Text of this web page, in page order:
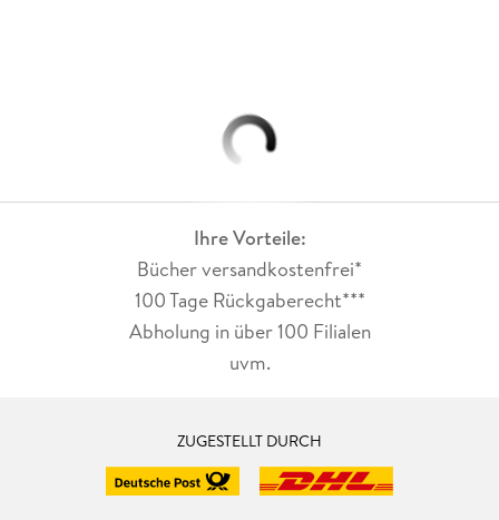
Ihre Vorteile:
Bücher versandkostenfrei*
100 Tage Rückgaberecht***
Abholung in über 100 Filialen
uvm.
ZUGESTELLT DURCH